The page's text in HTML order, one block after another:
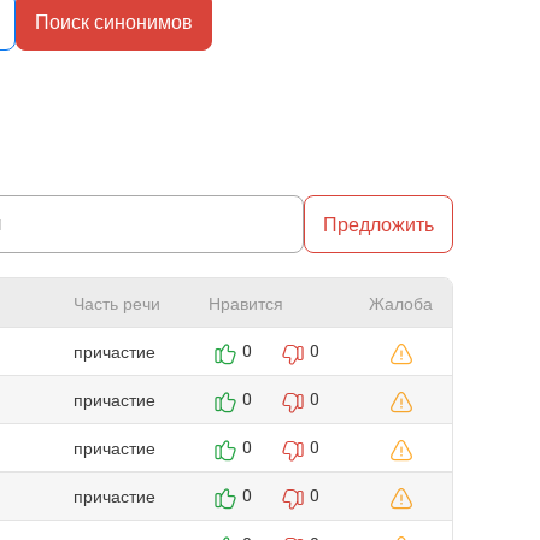
Поиск синонимов
Предложить
Часть речи Нравится
Жалоба
причастие
0 0
причастие 0 0
причастие 0 0
причастие 0 0